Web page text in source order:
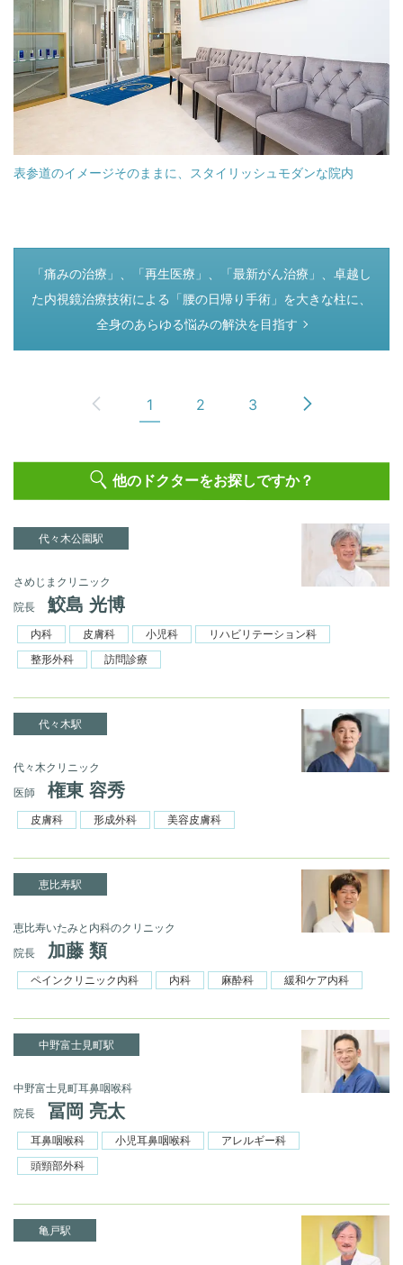
表参道のイメージそのままに、スタイリッシュモダンな院内
つぎのページ
「痛みの治療」、「再生医療」、「最新がん治療」、卓越し
た内視鏡治療技術による「腰の日帰り手術」を大きな柱に、
全身のあらゆる悩みの解決を目指す
1 2 3
他のドクターをお探しですか？
代々木公園駅
さめじまクリニック
院長
鮫島 光博
内科 皮膚科 小児科
リハビリテーション科
整形外科
訪問診療
代々木駅
代々木クリニック
医師
権東 容秀
皮膚科 形成外科 美容皮膚科
恵比寿駅
恵比寿いたみと内科のクリニック
院長
加藤 類
ペインクリニック内科 内科 麻酔科 緩和ケア内科
中野富士見町駅
中野富士見町耳鼻咽喉科
院長
冨岡 亮太
耳鼻咽喉科 小児耳鼻咽喉科
アレルギー科
頭頸部外科
亀戸駅